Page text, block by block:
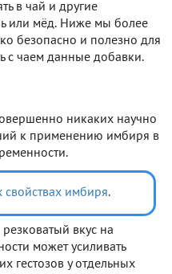
в чай и другие
или мёд. Ниже мы более
безопасно и полезно для
с чаем данные добавки.
никаких научно
к применению имбиря в
свойствах имбиря.
резковатый вкус на
может усиливать
гестозов у отдельных